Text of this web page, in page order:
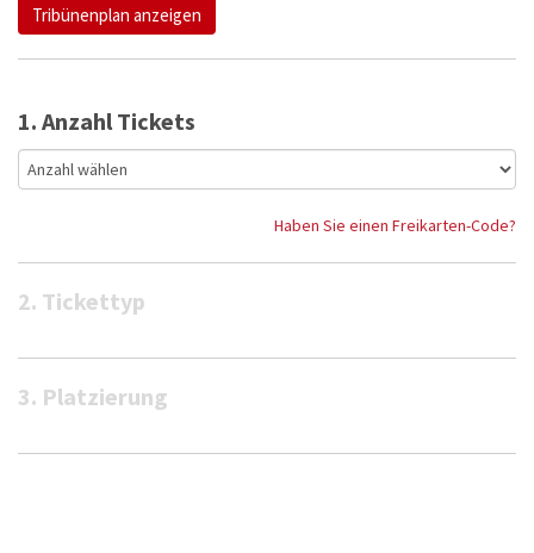
Tribünenplan anzeigen
1. Anzahl Tickets
Haben Sie einen Freikarten-Code?
2. Tickettyp
3. Platzierung